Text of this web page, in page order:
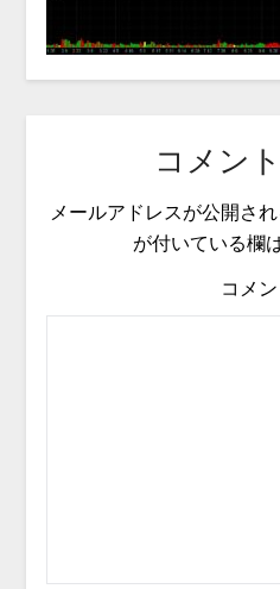
コメン
メールアドレスが公開さ
が付いている欄
コメン